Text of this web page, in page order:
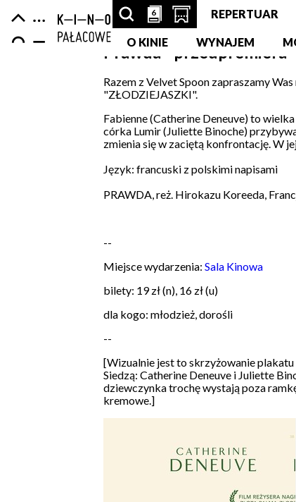
Nawigacja
SZUKAJ
ARTYKUŁÓW,
WYDARZEŃ,
LUDZI,
PARTNERÓW
PRZESCROLLUJ
DO
KALENDARZA
WYDARZEŃ
6 OTWÓRZ
STRONĘ
KUPNEM
BILETÓW
W
6 REPERTUAR
O KINIE WYNAJEM
Centrum
Kultury
strona
główna
Prawda - przedpremiera
Razem z Velvet Spoon zapraszamy
"ZŁODZIEJASZKI".
Fabienne (Catherine Deneuve) to
córka Lumir (Juliette Binoche)
zmienia się w zaciętą konfrontację. W
Język: francuski z polskimi napisami
PRAWDA, reż. Hirokazu Koreeda,
--
Miejsce wydarzenia: Sala Kinowa
bilety: 19 zł (n), 16 zł (u)
dla kogo: młodzież, dorośli
--
[Wizualnie jest to skrzyżowanie
Siedzą: Catherine Deneuve i Juliette
dziewczynka trochę wystają poza
kremowe.]